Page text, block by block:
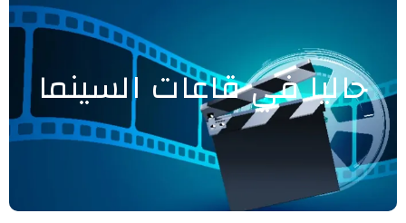
حاليا في قاعات السينما